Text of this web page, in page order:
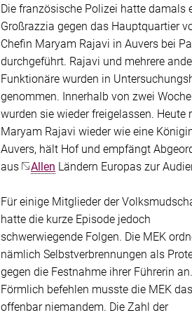
Die französische Polizei hatte damals
Großrazzia gegen das Hauptquartier
Chefin Maryam Rajavi in Auvers bei
durchgeführt. Rajavi und mehrere
Funktionäre wurden in
genommen. Innerhalb von zwei
wurden sie wieder freigelassen. Heute
Maryam Rajavi wieder wie eine
Auvers, hält Hof und empfängt
aus
Allen Ländern Europas zur
Für einige Mitglieder der
hatte die kurze Episode jedoch
schwerwiegende Folgen. Die MEK
nämlich Selbstverbrennungen als
gegen die Festnahme ihrer Führerin an.
Förmlich befehlen musste die MEK das
offenbar niemandem. Die Zahl der